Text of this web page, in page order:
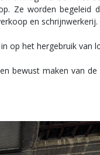
Ze worden begeleid
en schrijnwerkerij.
op het hergebruik
bewust maken van